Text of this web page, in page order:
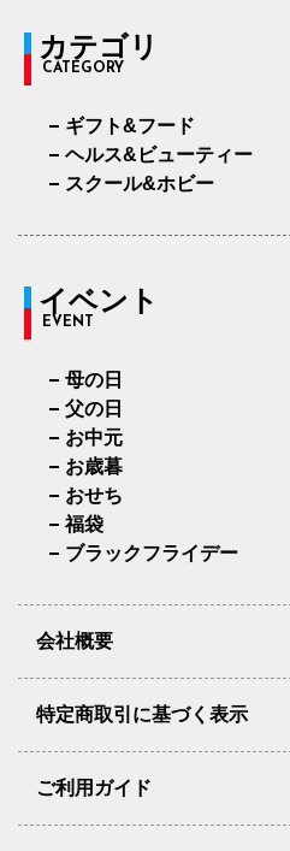
カテゴリ
CATEGORY
ギフト&フード
ヘルス&ビューティー
スクール&ホビー
イベント
EVENT
母の日
父の日
お中元
お歳暮
おせち
福袋
ブラックフライデー
会社概要
特定商取引に基づく表示
ご利用ガイド